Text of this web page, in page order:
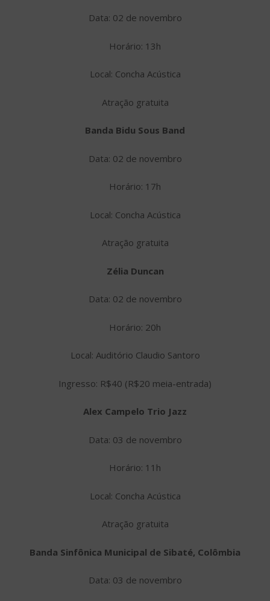
Data: 02 de novembro
Horário: 13h
Local: Concha Acústica
Atração gratuita
Banda Bidu Sous Band
Data: 02 de novembro
Horário: 17h
Local: Concha Acústica
Atração gratuita
Zélia Duncan
Data: 02 de novembro
Horário: 20h
Local: Auditório Claudio Santoro
Ingresso: R$40 (R$20 meia-entrada)
Alex Campelo Trio Jazz
Data: 03 de novembro
Horário: 11h
Local: Concha Acústica
Atração gratuita
Banda Sinfônica Municipal de Sibaté, Colômbia
Data: 03 de novembro